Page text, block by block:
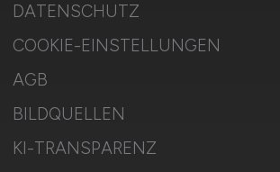
DATENSCHUTZ
COOKIE-EINSTELLUNGEN
AGB
BILDQUELLEN
KI-TRANSPARENZ